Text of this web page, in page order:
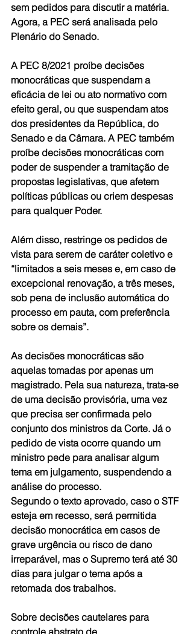
sem pedidos para discutir a matéria.
Agora, a PEC será analisada pelo
Plenário do Senado.
A PEC 8/2021 proíbe decisões
monocráticas que suspendam a
eficácia de lei ou ato normativo com
efeito geral, ou que suspendam atos
dos presidentes da República, do
Senado e da Câmara. A PEC também
proíbe decisões monocráticas com
poder de suspender a tramitação de
propostas legislativas, que afetem
políticas públicas ou criem despesas
para qualquer Poder.
Além disso, restringe os pedidos de
vista para serem de caráter coletivo e
“limitados a seis meses e, em caso de
excepcional renovação, a três meses,
sob pena de inclusão automática do
processo em pauta, com preferência
sobre os demais”.
As decisões monocráticas são
aquelas tomadas por apenas um
magistrado. Pela sua natureza, trata-se
de uma decisão provisória, uma vez
que precisa ser confirmada pelo
conjunto dos ministros da Corte. Já o
pedido de vista ocorre quando um
ministro pede para analisar algum
tema em julgamento, suspendendo a
análise do processo.
Segundo o texto aprovado, caso o STF
esteja em recesso, será permitida
decisão monocrática em casos de
grave urgência ou risco de dano
irreparável, mas o Supremo terá até 30
dias para julgar o tema após a
retomada dos trabalhos.
Sobre decisões cautelares para
controle abstrato de